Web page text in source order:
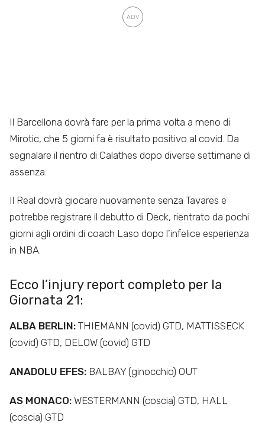
Il Barcellona dovrà fare per la prima volta a meno di
Mirotic, che 5 giorni fa è risultato positivo al covid. Da
segnalare il rientro di Calathes dopo diverse settimane di
assenza.
Il Real dovrà giocare nuovamente senza Tavares e
potrebbe registrare il debutto di Deck, rientrato da pochi
giorni agli ordini di coach Laso dopo l’infelice esperienza
in NBA.
Ecco l’injury report completo per la
Giornata 21:
ALBA BERLIN: THIEMANN (covid) GTD, MATTISSECK
(covid) GTD, DELOW (covid) GTD
ANADOLU EFES: BALBAY (ginocchio) OUT
AS MONACO: WESTERMANN (coscia) GTD, HALL
(coscia) GTD